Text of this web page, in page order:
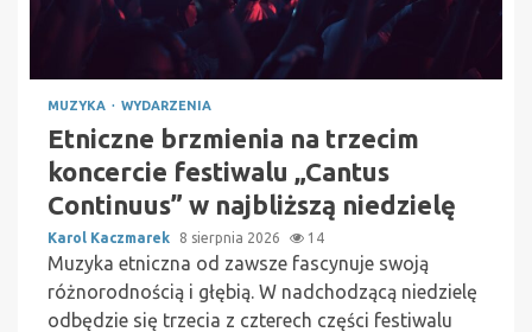
MUZYKA WYDARZENIA
Etniczne brzmienia na trzecim
koncercie festiwalu „Cantus
Continuus” w najbliższą niedzielę
Karol Kaczmarek 8 sierpnia 2026 14
Muzyka etniczna od zawsze fascynuje swoją
różnorodnością i głębią. W nadchodzącą niedzielę
odbędzie się trzecia z czterech części festiwalu